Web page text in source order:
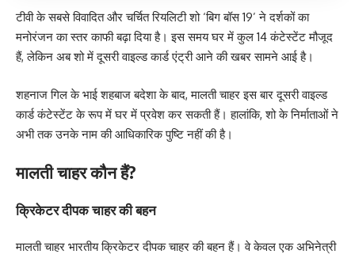
टीवी के सबसे विवादित और चर्चित रियलिटी शो ‘बिग बॉस 19’ ने दर्शकों का
मनोरंजन का स्तर काफी बढ़ा दिया है। इस समय घर में कुल 14 कंटेस्टेंट मौजूद
हैं, लेकिन अब शो में दूसरी वाइल्ड कार्ड एंट्री आने की खबर सामने आई है।
शहनाज गिल के भाई शहबाज बदेशा के बाद, मालती चाहर इस बार दूसरी वाइल्ड
कार्ड कंटेस्टेंट के रूप में घर में प्रवेश कर सकती हैं। हालांकि, शो के निर्माताओं ने
अभी तक उनके नाम की आधिकारिक पुष्टि नहीं की है।
मालती चाहर कौन हैं?
क्रिकेटर दीपक चाहर की बहन
मालती चाहर भारतीय क्रिकेटर दीपक चाहर की बहन हैं। वे केवल एक अभिनेत्री